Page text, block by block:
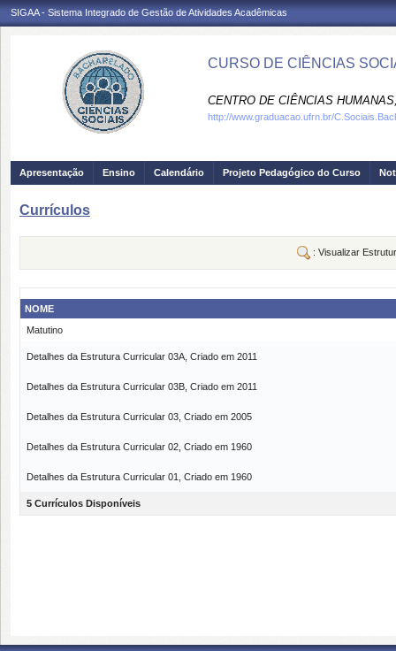
SIGAA - Sistema Integrado de Gestão de Atividades Acadêmicas
CURSO DE CIÊNCIAS
CENTRO DE CIÊNCIAS
http://www.graduacao.ufrn.br/
Apresentação Ensino Calendário Projeto Pedagógico do Curso
Currículos
: Visualizar
NOME
Matutino
Detalhes da Estrutura Curricular 03A, Criado em 2011
Detalhes da Estrutura Curricular 03B, Criado em 2011
Detalhes da Estrutura Curricular 03, Criado em 2005
Detalhes da Estrutura Curricular 02, Criado em 1960
Detalhes da Estrutura Curricular 01, Criado em 1960
5 Currículos Disponíveis